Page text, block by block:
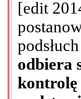
[edit
odbiera
kontrolę